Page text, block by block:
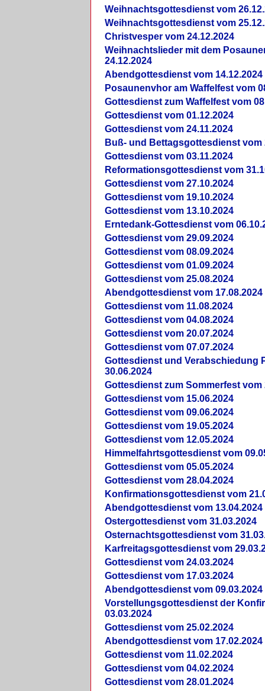
Weihnachtsgottesdienst vom
Weihnachtsgottesdienst vom
Christvesper vom 24.12.2024
Weihnachtslieder mit dem
24.12.2024
Abendgottesdienst vom 14.12.2024
Posaunenvhor am Waffelfest vom
Gottesdienst zum Waffelfest vom
Gottesdienst vom 01.12.2024
Gottesdienst vom 24.11.2024
Buß- und Bettagsgottesdienst vom
Gottesdienst vom 03.11.2024
Reformationsgottesdienst vom
Gottesdienst vom 27.10.2024
Gottesdienst vom 19.10.2024
Gottesdienst vom 13.10.2024
Erntedank-Gottesdienst vom
Gottesdienst vom 29.09.2024
Gottesdienst vom 08.09.2024
Gottesdienst vom 01.09.2024
Gottesdienst vom 25.08.2024
Abendgottesdienst vom 17.08.2024
Gottesdienst vom 11.08.2024
Gottesdienst vom 04.08.2024
Gottesdienst vom 20.07.2024
Gottesdienst vom 07.07.2024
Gottesdienst und Verabschiedung
30.06.2024
Gottesdienst zum Sommerfest vom
Gottesdienst vom 15.06.2024
Gottesdienst vom 09.06.2024
Gottesdienst vom 19.05.2024
Gottesdienst vom 12.05.2024
Himmelfahrtsgottesdienst vom
Gottesdienst vom 05.05.2024
Gottesdienst vom 28.04.2024
Konfirmationsgottesdienst vom
Abendgottesdienst vom 13.04.2024
Ostergottesdienst vom 31.03.2024
Osternachtsgottesdienst vom
Karfreitagsgottesdienst vom
Gottesdienst vom 24.03.2024
Gottesdienst vom 17.03.2024
Abendgottesdienst vom 09.03.2024
Vorstellungsgottesdienst der
03.03.2024
Gottesdienst vom 25.02.2024
Abendgottesdienst vom 17.02.2024
Gottesdienst vom 11.02.2024
Gottesdienst vom 04.02.2024
Gottesdienst vom 28.01.2024